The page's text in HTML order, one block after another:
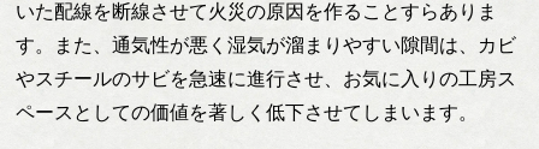
いた配線を断線させて火災の原因を作ることすらありま
す。また、通気性が悪く湿気が溜まりやすい隙間は、カビ
やスチールのサビを急速に進行させ、お気に入りの工房ス
ペースとしての価値を著しく低下させてしまいます。